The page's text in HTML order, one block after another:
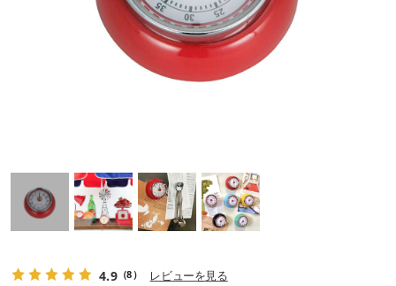
4.9（8） レビューを見る